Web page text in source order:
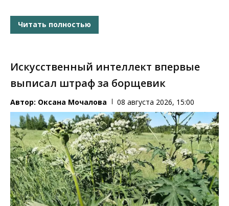
Читать полностью
Искусственный интеллект впервые
выписал штраф за борщевик
Автор: Оксана Мочалова 08 августа 2026, 15:00